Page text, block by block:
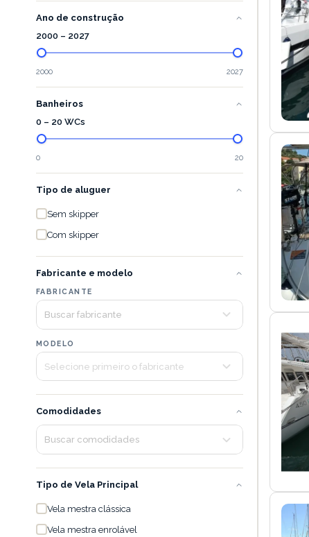
Ano de construção
2000 – 2027
2000 2027
Banheiros
0 – 20 WCs
0 20
Tipo de aluguer
Sem skipper
Com skipper
Fabricante e modelo
FABRICANTE
MODELO
Comodidades
Tipo de Vela Principal
Vela mestra clássica
Vela mestra enrolável